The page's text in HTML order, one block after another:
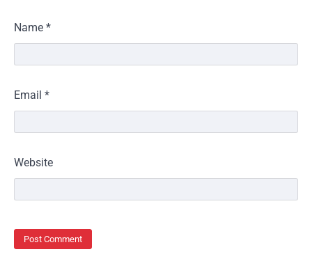
Name *
Email *
Website